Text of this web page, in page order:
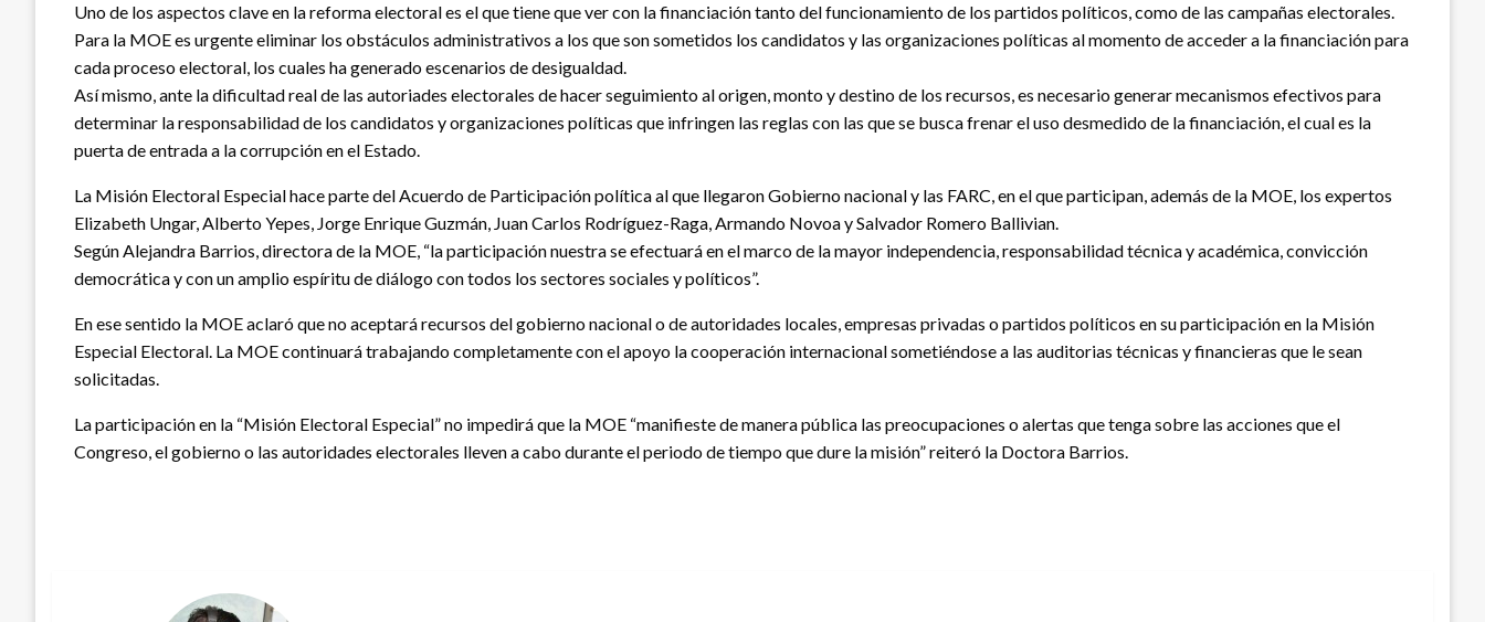
Uno de los aspectos clave en la reforma electoral es el que tiene que ver con la financiación tanto del funcionamiento de los partidos políticos, como de las campañas electorales.
Para la MOE es urgente eliminar los obstáculos administrativos a los que son sometidos los candidatos y las organizaciones políticas al momento de acceder a la financiación para
cada proceso electoral, los cuales ha generado escenarios de desigualdad.
Así mismo, ante la dificultad real de las autoriades electorales de hacer seguimiento al origen, monto y destino de los recursos, es necesario generar mecanismos efectivos para
determinar la responsabilidad de los candidatos y organizaciones políticas que infringen las reglas con las que se busca frenar el uso desmedido de la financiación, el cual es la
puerta de entrada a la corrupción en el Estado.
La Misión Electoral Especial hace parte del Acuerdo de Participación política al que llegaron Gobierno nacional y las FARC, en el que participan, además de la MOE, los expertos
Elizabeth Ungar, Alberto Yepes, Jorge Enrique Guzmán, Juan Carlos Rodríguez-Raga, Armando Novoa y Salvador Romero Ballivian.
Según Alejandra Barrios, directora de la MOE, “la participación nuestra se efectuará en el marco de la mayor independencia, responsabilidad técnica y académica, convicción
democrática y con un amplio espíritu de diálogo con todos los sectores sociales y políticos”.
En ese sentido la MOE aclaró que no aceptará recursos del gobierno nacional o de autoridades locales, empresas privadas o partidos políticos en su participación en la Misión
Especial Electoral. La MOE continuará trabajando completamente con el apoyo la cooperación internacional sometiéndose a las auditorias técnicas y financieras que le sean
solicitadas.
La participación en la “Misión Electoral Especial” no impedirá que la MOE “manifieste de manera pública las preocupaciones o alertas que tenga sobre las acciones que el
Congreso, el gobierno o las autoridades electorales lleven a cabo durante el periodo de tiempo que dure la misión” reiteró la Doctora Barrios.